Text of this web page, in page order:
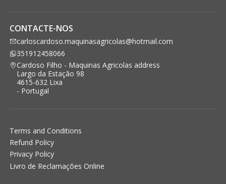
CONTACTE-NOS
carloscardoso.maquinasagricolas@hotmail.com
351912458066
Cardoso Filho - Maquinas Agricolas address
Largo da Estação 98
4615-632 Lixa
- Portugal
Terms and Conditions
Refund Policy
Privacy Policy
Livro de Reclamações Online